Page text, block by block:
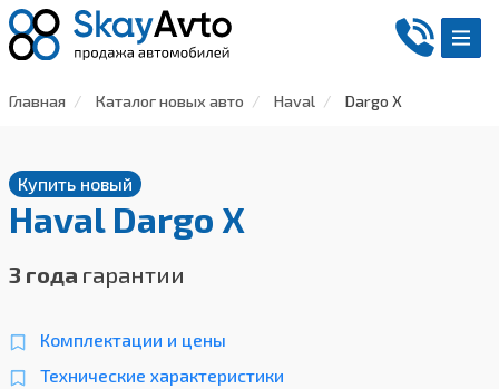
Главная Каталог новых авто Haval Dargo X
Купить новый
Haval Dargo X
3 года гарантии
Комплектации и цены
Технические характеристики